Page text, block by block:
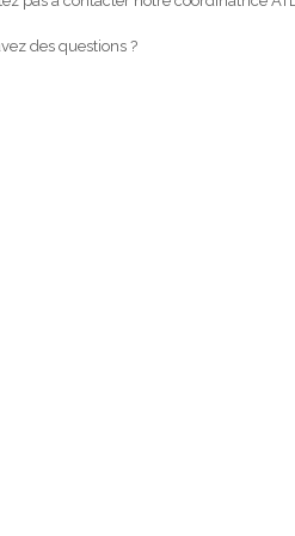
des questions ?